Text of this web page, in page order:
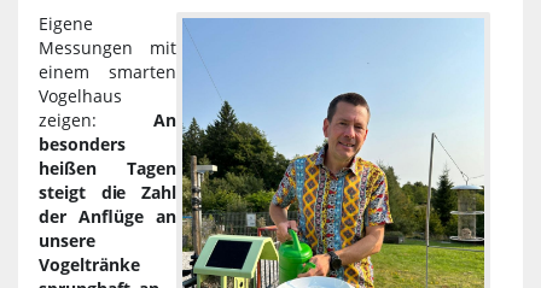
Eigene
Messungen mit
einem smarten
Vogelhaus
zeigen: An
besonders
heißen Tagen
steigt die Zahl
der Anflüge an
unsere
Vogeltränke